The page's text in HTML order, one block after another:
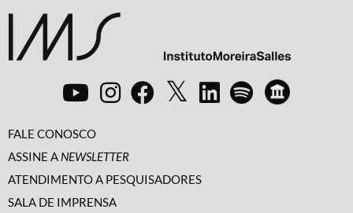
FALE CONOSCO
ASSINE A NEWSLETTER
ATENDIMENTO A PESQUISADORES
SALA DE IMPRENSA